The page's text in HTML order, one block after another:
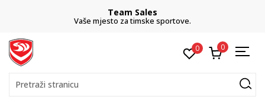
Team Sales
Vaše mjesto za timske sportove.
0 0
Pretraži stranicu